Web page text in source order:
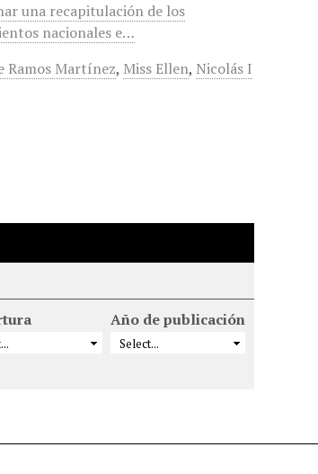
una recapitulación de los
nacionales e…
Ramos Martínez, Miss Ellen, Nicolás I
Año de publicación